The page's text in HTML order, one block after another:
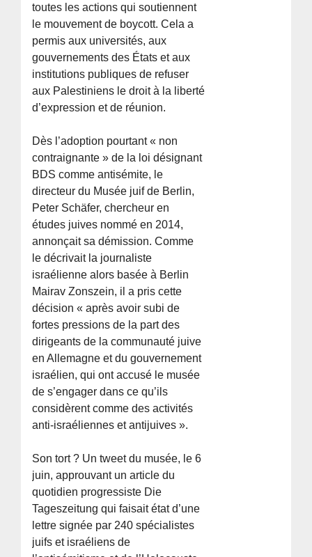
toutes les actions qui soutiennent
le mouvement de boycott. Cela a
permis aux universités, aux
gouvernements des États et aux
institutions publiques de refuser
aux Palestiniens le droit à la liberté
d’expression et de réunion.
Dès l’adoption pourtant « non
contraignante » de la loi désignant
BDS comme antisémite, le
directeur du Musée juif de Berlin,
Peter Schäfer, chercheur en
études juives nommé en 2014,
annonçait sa démission. Comme
le décrivait la journaliste
israélienne alors basée à Berlin
Mairav Zonszein, il a pris cette
décision « après avoir subi de
fortes pressions de la part des
dirigeants de la communauté juive
en Allemagne et du gouvernement
israélien, qui ont accusé le musée
de s’engager dans ce qu’ils
considèrent comme des activités
anti-israéliennes et antijuives ».
Son tort ? Un tweet du musée, le 6
juin, approuvant un article du
quotidien progressiste Die
Tageszeitung qui faisait état d’une
lettre signée par 240 spécialistes
juifs et israéliens de